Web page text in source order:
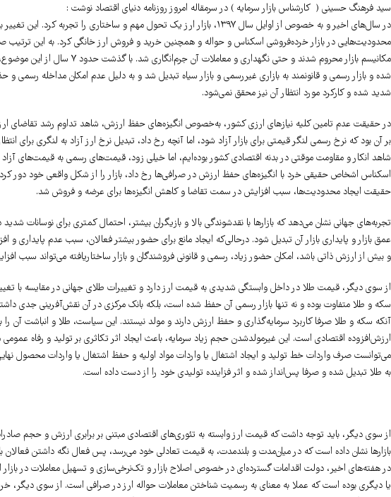
سید فرهنگ حسینی ( کارشناس بازار سرمایه ) در سرمقاله امروز روزنامه دنیای اقتصاد نوشت :
در سال‌های اخیر و به خصوص از اوایل سال ۱۳۹۷، بازار ارز یک تحول مهم و
محدودیت‌هایی در بازار خرده‌فروشی اسکناس و حواله و همچنین خرید و فروش ارز خانگی کرد. به این ترتیب
مکانیسم بازار محروم شدند و حتی
شده و بازار رسمی و قانونمند به بازاری غیررسمی و بازار سیاه تبدیل شد و به دلیل عدم امکان مداخله
شدید شده و کارکرد مورد انتظار آن نیز محقق نمی‌شود.
در حقیقت عدم تامین کلیه نیازهای ارزی کشور، به‌خصوص انگیزه‌های حفظ ارزش، شاهد تداوم رشد تقاضای ارز
بر آن بود که نرخ رسمی لنگر قیمتی برای بازار آزاد شود، اما آنچه رخ داد، تبدیل نرخ ارز آزاد به لنگری برای
شاهد انکار و مقاومت موقتی در بدنه اقتصادی کشور بوده‌ایم، اما خیلی زود، قیمت‌های رسمی به قیمت‌های
اسکناس اشخاص حقیقی خرد با انگیزه‌های حفظ ارزش در صرافی‌ها رخ داد، بازار را از شکل واقعی خود دور کرد
حقیقت ایجاد محدودیت‌ها، سبب افزایش در سمت تقاضا و کاهش انگیزه‌ها برای عرضه و فروش شد.
تجربه‌های جهانی نشان می‌دهد که بازارها با نقدشوندگی بالا و بازیگران بیشتر، احتمال کمتری برای نوسانات
عمق بازار و پایداری بازار آن تبدیل شود. در‌حالی‌که ایجاد مانع برای حضور بیشتر فعالان، سبب عدم
و بیش از ارزش ذاتی باشد، امکان حضور زیاد، رسمی و قانونی فروشندگان و بازار ساختاریافته می‌تواند سبب
از سوی دیگر، قیمت طلا در داخل وابستگی شدیدی به قیمت ارز دارد و تغییرات طلای جهانی در مقایسه با
سکه و طلا متفاوت بوده و نه تنها بازار رسمی آن حفظ شده است، بلکه بانک مرکزی در آن نقش‌آفرینی جدی
آنکه سکه و طلا صرفا کاربرد سرمایه‌گذاری و حفظ ارزش دارند و مولد نیستند. این سیاست، طلا و انباشت آن
ارزش‌افزوده اقتصادی است. این غیرمولدشدن حجم زیاد سرمایه، باعث ایجاد اثر تکاثری بر تولید و رفاه
می‌توانست صرف واردات خط تولید و ایجاد اشتغال یا واردات مواد اولیه و حفظ اشتغال یا واردات محصول
به‌ طلا تبدیل شده و صرفا پس‌انداز شده و اثر فزاینده تولیدی خود را از دست ‌داده است.
از سوی دیگر، باید توجه داشت که قیمت ارز وابسته به تئوری‌های اقتصادی مبتنی بر برابری ارزش و حجم
بازارها نشان داده است که در میان‌مدت و بلندمدت، به قیمت تعادلی خود می‌رسد، پس فعال نگه داشتن فعالان
در هفته‌های اخیر، دولت اقدامات گسترده‌ای در خصوص اصلاح بازار و تک‌نرخی‌سازی و تسهیل معاملات در
یا دیگری بوده است که عملا به معنای به رسمیت شناختن معاملات حواله ارز در صرافی است. از سوی